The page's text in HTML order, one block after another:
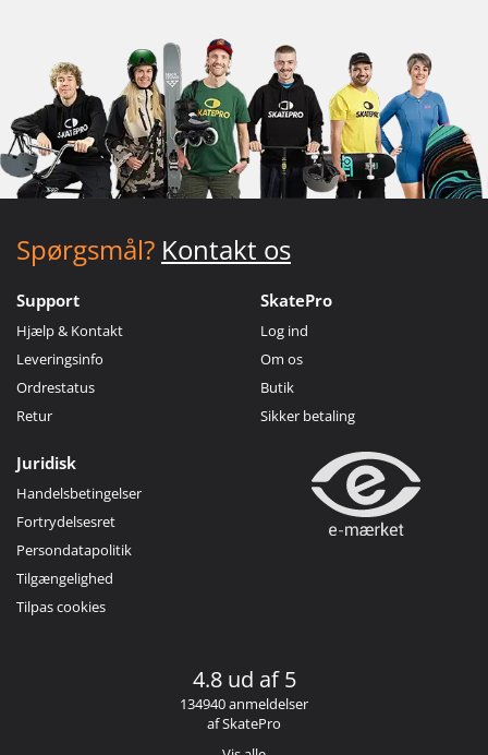
Spørgsmål? Kontakt os
Support
Hjælp & Kontakt
Leveringsinfo
Ordrestatus
Retur
SkatePro
Log ind
Om os
Butik
Sikker betaling
Juridisk
Handelsbetingelser
Fortrydelsesret
Persondatapolitik
Tilgængelighed
Tilpas cookies
4.8 ud af 5
134940 anmeldelser
af SkatePro